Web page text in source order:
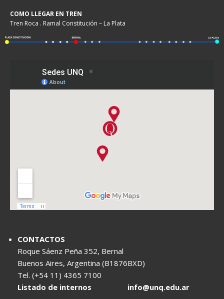
COMO LLEGAR EN TREN
Tren Roca . Ramal Constitución – La Plata
CONTACTOS
Roque Sáenz Peña 352, Bernal
Buenos Aires, Argentina (B1876BXD)
Tel. (+54 11) 4365 7100
Listado de internos
info@unq.edu.ar